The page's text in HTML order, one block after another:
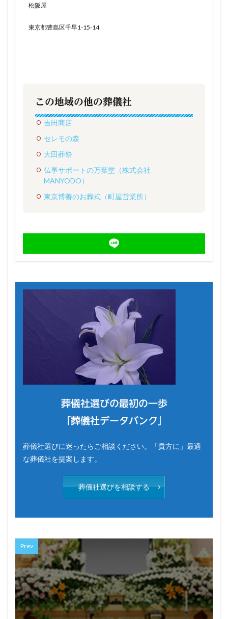
松阪屋
東京都豊島区千早1-15-14
この地域の他の葬儀社
吉田商店
セレモの森
大田葬祭
仏事サポートの万葉堂（株式会社
MANYODO）
東京博善のお葬式（町屋営業所）
葬儀社選びの最初の一歩
「葬儀社データバンク」
葬儀社選びに迷ったらご相談ください。「貴方に」最適
な葬儀社を提案します。
葬儀社選びを相談する
Prev